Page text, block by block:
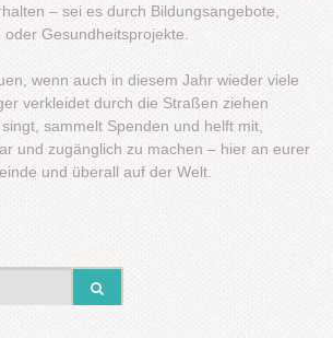
– sei es durch Bildungsangebote,
Gesundheitsprojekte.
wenn auch in diesem Jahr wieder viele
verkleidet durch die Straßen ziehen
sammelt Spenden und helft mit,
und zugänglich zu machen – hier an eurer
und überall auf der Welt.